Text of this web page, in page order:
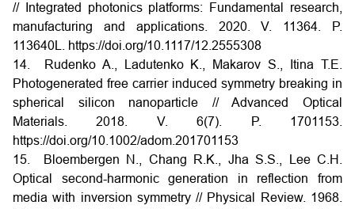
// Integrated photonics platforms: Fundamental research,
manufacturing and applications. 2020. V. 11364. P.
113640L. https://doi.org/10.1117/12.2555308
14. Rudenko A., Ladutenko K., Makarov S., Itina T.E.
Photogenerated free carrier induced symmetry breaking in
spherical silicon nanoparticle // Advanced Optical
Materials. 2018. V. 6(7). P. 1701153.
https://doi.org/10.1002/adom.201701153
15. Bloembergen N., Chang R.K., Jha S.S., Lee C.H.
Optical second-harmonic generation in reflection from
media with inversion symmetry // Physical Review. 1968.